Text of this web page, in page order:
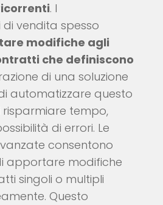
. I
vendita spesso
modifiche agli
che definiscono
di una soluzione
automatizzare questo
tempo,
di errori. Le
consentono
apportare modifiche
singoli o multipli
Questo